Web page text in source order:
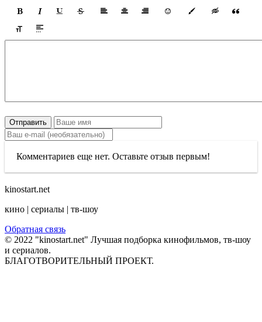
Отправить
Комментариев еще нет. Оставьте отзыв первым!
kinostart.net
кино | сериалы | тв-шоу
Обратная связь
© 2022 "kinostart.net" Лучшая подборка кинофильмов, тв-шоу
и сериалов.
БЛАГОТВОРИТЕЛЬНЫЙ ПРОЕКТ.